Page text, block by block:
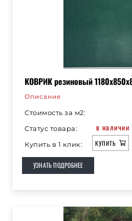
КОВРИК резиновый
Описание
Стоимость за м2:
Статус товара:
в наличии
Купить в 1 клик: КУПИТЬ
УЗНАТЬ ПОДРОБНЕЕ